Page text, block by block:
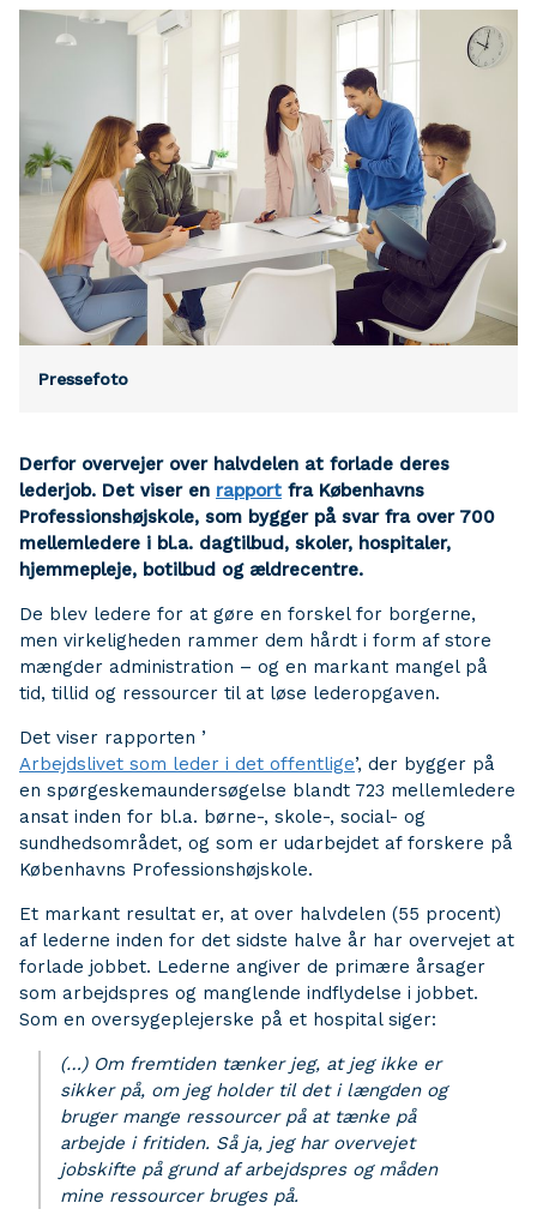
Pressefoto
Derfor overvejer over halvdelen at forlade deres
lederjob. Det viser en rapport fra Københavns
Professionshøjskole, som bygger på svar fra over 700
mellemledere i bl.a. dagtilbud, skoler, hospitaler,
hjemmepleje, botilbud og ældrecentre.
De blev ledere for at gøre en forskel for borgerne,
men virkeligheden rammer dem hårdt i form af store
mængder administration – og en markant mangel på
tid, tillid og ressourcer til at løse lederopgaven.
Det viser rapporten ’
Arbejdslivet som leder i det offentlige’, der bygger på
en spørgeskemaundersøgelse blandt 723 mellemledere
ansat inden for bl.a. børne-, skole-, social- og
sundhedsområdet, og som er udarbejdet af forskere på
Københavns Professionshøjskole.
Et markant resultat er, at over halvdelen (55 procent)
af lederne inden for det sidste halve år har overvejet at
forlade jobbet. Lederne angiver de primære årsager
som arbejdspres og manglende indflydelse i jobbet.
Som en oversygeplejerske på et hospital siger:
(…) Om fremtiden tænker jeg, at jeg ikke er
sikker på, om jeg holder til det i længden og
bruger mange ressourcer på at tænke på
arbejde i fritiden. Så ja, jeg har overvejet
jobskifte på grund af arbejdspres og måden
mine ressourcer bruges på.